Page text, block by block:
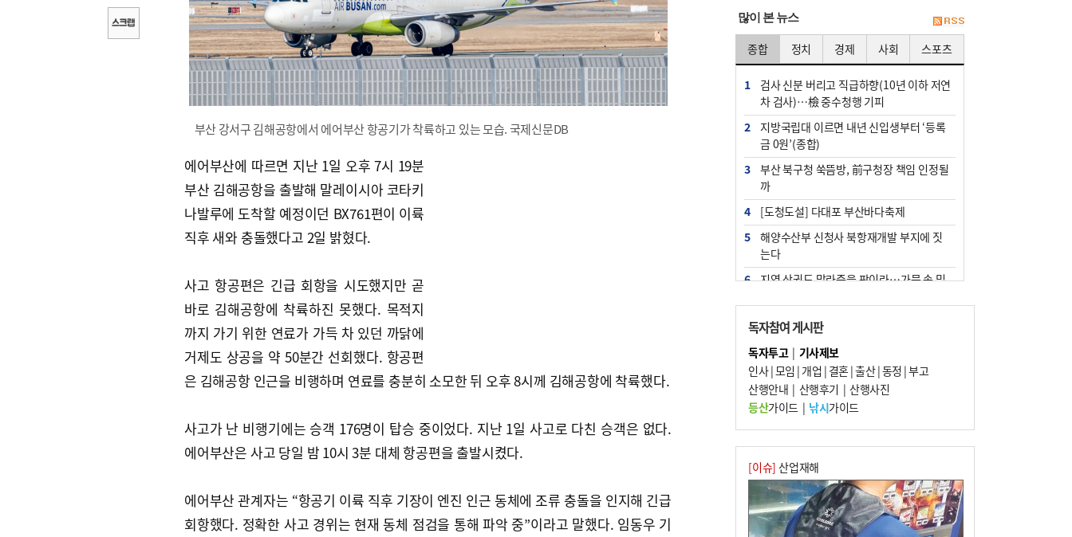
부산 강서구 김해공항에서 에어부산 항공기가 착륙하고 있는 모습. 국제신문DB
에어부산에 따르면 지난 1일 오후 7시 19분
부산 김해공항을 출발해 말레이시아 코타키
나발루에 도착할 예정이던 BX761편이 이륙
직후 새와 충돌했다고 2일 밝혔다.
사고 항공편은 긴급 회항을 시도했지만 곧
바로 김해공항에 착륙하진 못했다. 목적지
까지 가기 위한 연료가 가득 차 있던 까닭에
거제도 상공을 약 50분간 선회했다. 항공편
은 김해공항 인근을 비행하며 연료를 충분히 소모한 뒤 오후 8시께 김해공항에 착륙했다.
사고가 난 비행기에는 승객 176명이 탑승 중이었다. 지난 1일 사고로 다친 승객은 없다.
에어부산은 사고 당일 밤 10시 3분 대체 항공편을 출발시켰다.
에어부산 관계자는 “항공기 이륙 직후 기장이 엔진 인근 동체에 조류 충돌을 인지해 긴급
회항했다. 정확한 사고 경위는 현재 동체 점검을 통해 파악 중”이라고 말했다. 임동우 기
많이 본 뉴스
종합 정치 경제 사회 스포츠
1
검사 신분 버리고 직급하향(10년 이하 저연
차 검사)…檢 중수청행 기피
2
지방국립대 이르면 내년 신입생부터 ‘등록
금 0원’(종합)
3
부산 북구청 쑥뜸방, 前구청장 책임 인정될
까
4
[도청도설] 다대포 부산바다축제
5
해양수산부 신청사 북항재개발 부지에 짓
는다
6
지역 상권도 말라죽을 판이라…가뭄 속 밀
7
법원, 단차 논란 북항 복합환승센터 공사중
지 관련 현장검증
8
통영시민 추석 전 35만 원 받는다
9
부산 철강공장 50대 노동자 추락사
10 국힘 부산시당, ‘정이한 조력’ 시의원 윤리
위에…‘한동훈 지지’도 신고접수
독자참여 게시판
독자투고| 기사제보
인사|모임 | 개업 | 결혼|출산|동정 |부고
산행안내 | 산행후기 | 산행사진
등산가이드| 낚시가이드
[이슈] 산업재해